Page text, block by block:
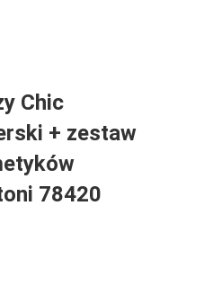
Chic
+ zestaw
78420